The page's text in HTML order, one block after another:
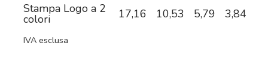
Stampa Logo a 2
colori 17,16 10,53 5,79 3,84
IVA esclusa